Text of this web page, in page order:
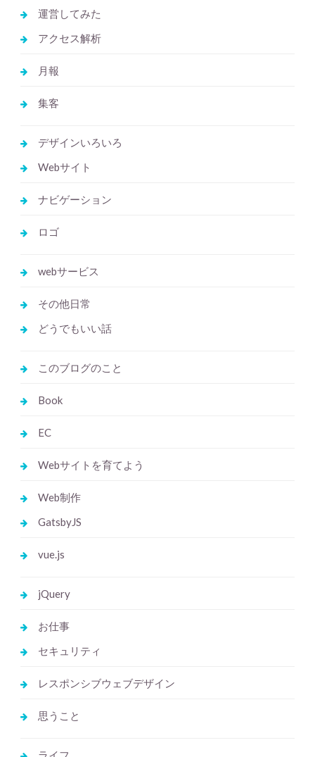
運営してみた
アクセス解析
月報
集客
デザインいろいろ
Webサイト
ナビゲーション
ロゴ
webサービス
その他日常
どうでもいい話
このブログのこと
Book
EC
Webサイトを育てよう
Web制作
GatsbyJS
vue.js
jQuery
お仕事
セキュリティ
レスポンシブウェブデザイン
思うこと